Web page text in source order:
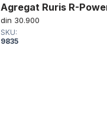
Agregat Ruris R-
din 30.900
SKU:
9835